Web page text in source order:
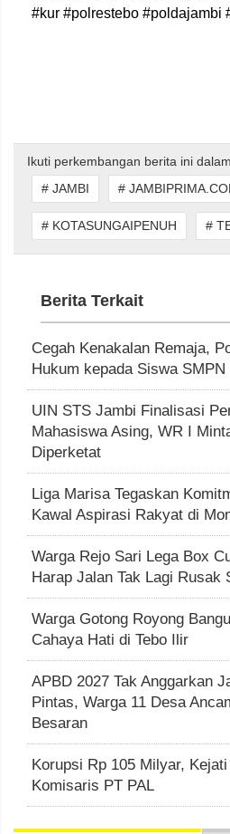
#kur #polrestebo #poldajambi
Ikuti perkembangan berita ini
# JAMBI
#
# KOTASUNGAIPENUH #
Berita Terkait
Cegah Kenakalan Remaja,
Hukum kepada Siswa
UIN STS Jambi Finalisasi
Mahasiswa Asing, WR I
Diperketat
Liga Marisa Tegaskan
Kawal Aspirasi Rakyat di
Warga Rejo Sari Lega Box
Harap Jalan Tak Lagi Rusak
Warga Gotong Royong
Cahaya Hati di Tebo Ilir
APBD 2027 Tak Anggarkan
Pintas, Warga 11 Desa
Besaran
Korupsi Rp 105 Milyar,
Komisaris PT PAL